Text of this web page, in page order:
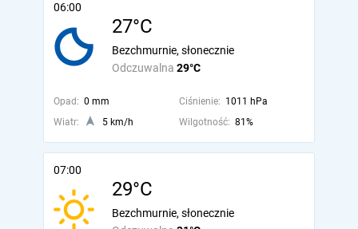
06:00
27°C
Odczuwalna 29°C
Bezchmurnie, słonecznie
Opad: 0 mm Ciśnienie: 1011 hPa
Wiatr:
5 km/h Wilgotność: 81%
07:00
29°C
Bezchmurnie, słonecznie